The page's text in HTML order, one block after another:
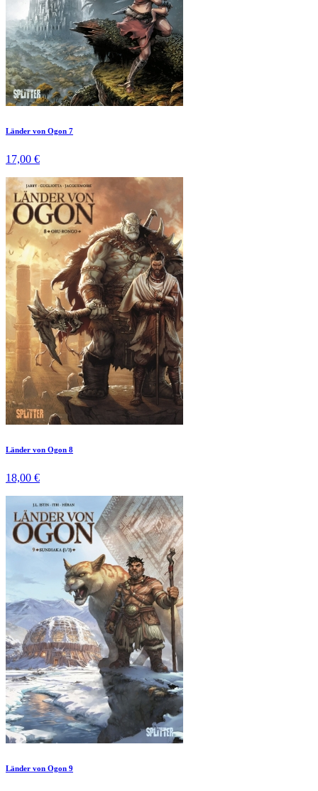
Länder von Ogon 7
17,00 €
Länder von Ogon 8
18,00 €
Länder von Ogon 9